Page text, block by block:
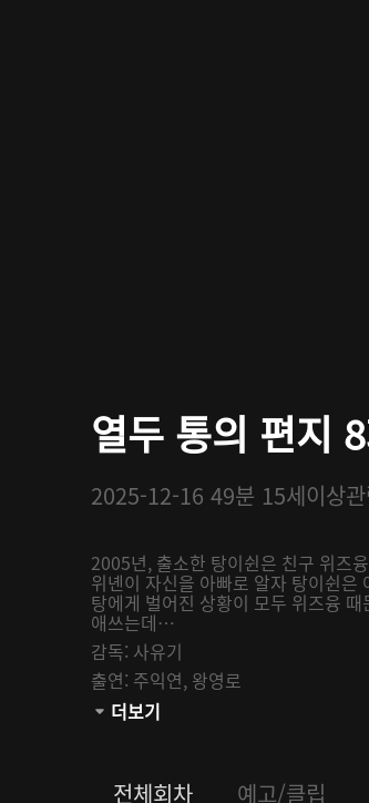
열두 통의 편지
2025-12-16 49분 15세이상
2005년, 출소한 탕이쉰은 친구 위즈
위녠이 자신을 아빠로 알자 탕이쉰
탕에게 벌어진 상황이 모두 위즈융
애쓰는데…
감독: 사유기
출연: 주익연, 왕영로
채널:AsiaN
더보기
전체회차 예고/클립